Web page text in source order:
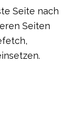
Seite nach
Seiten